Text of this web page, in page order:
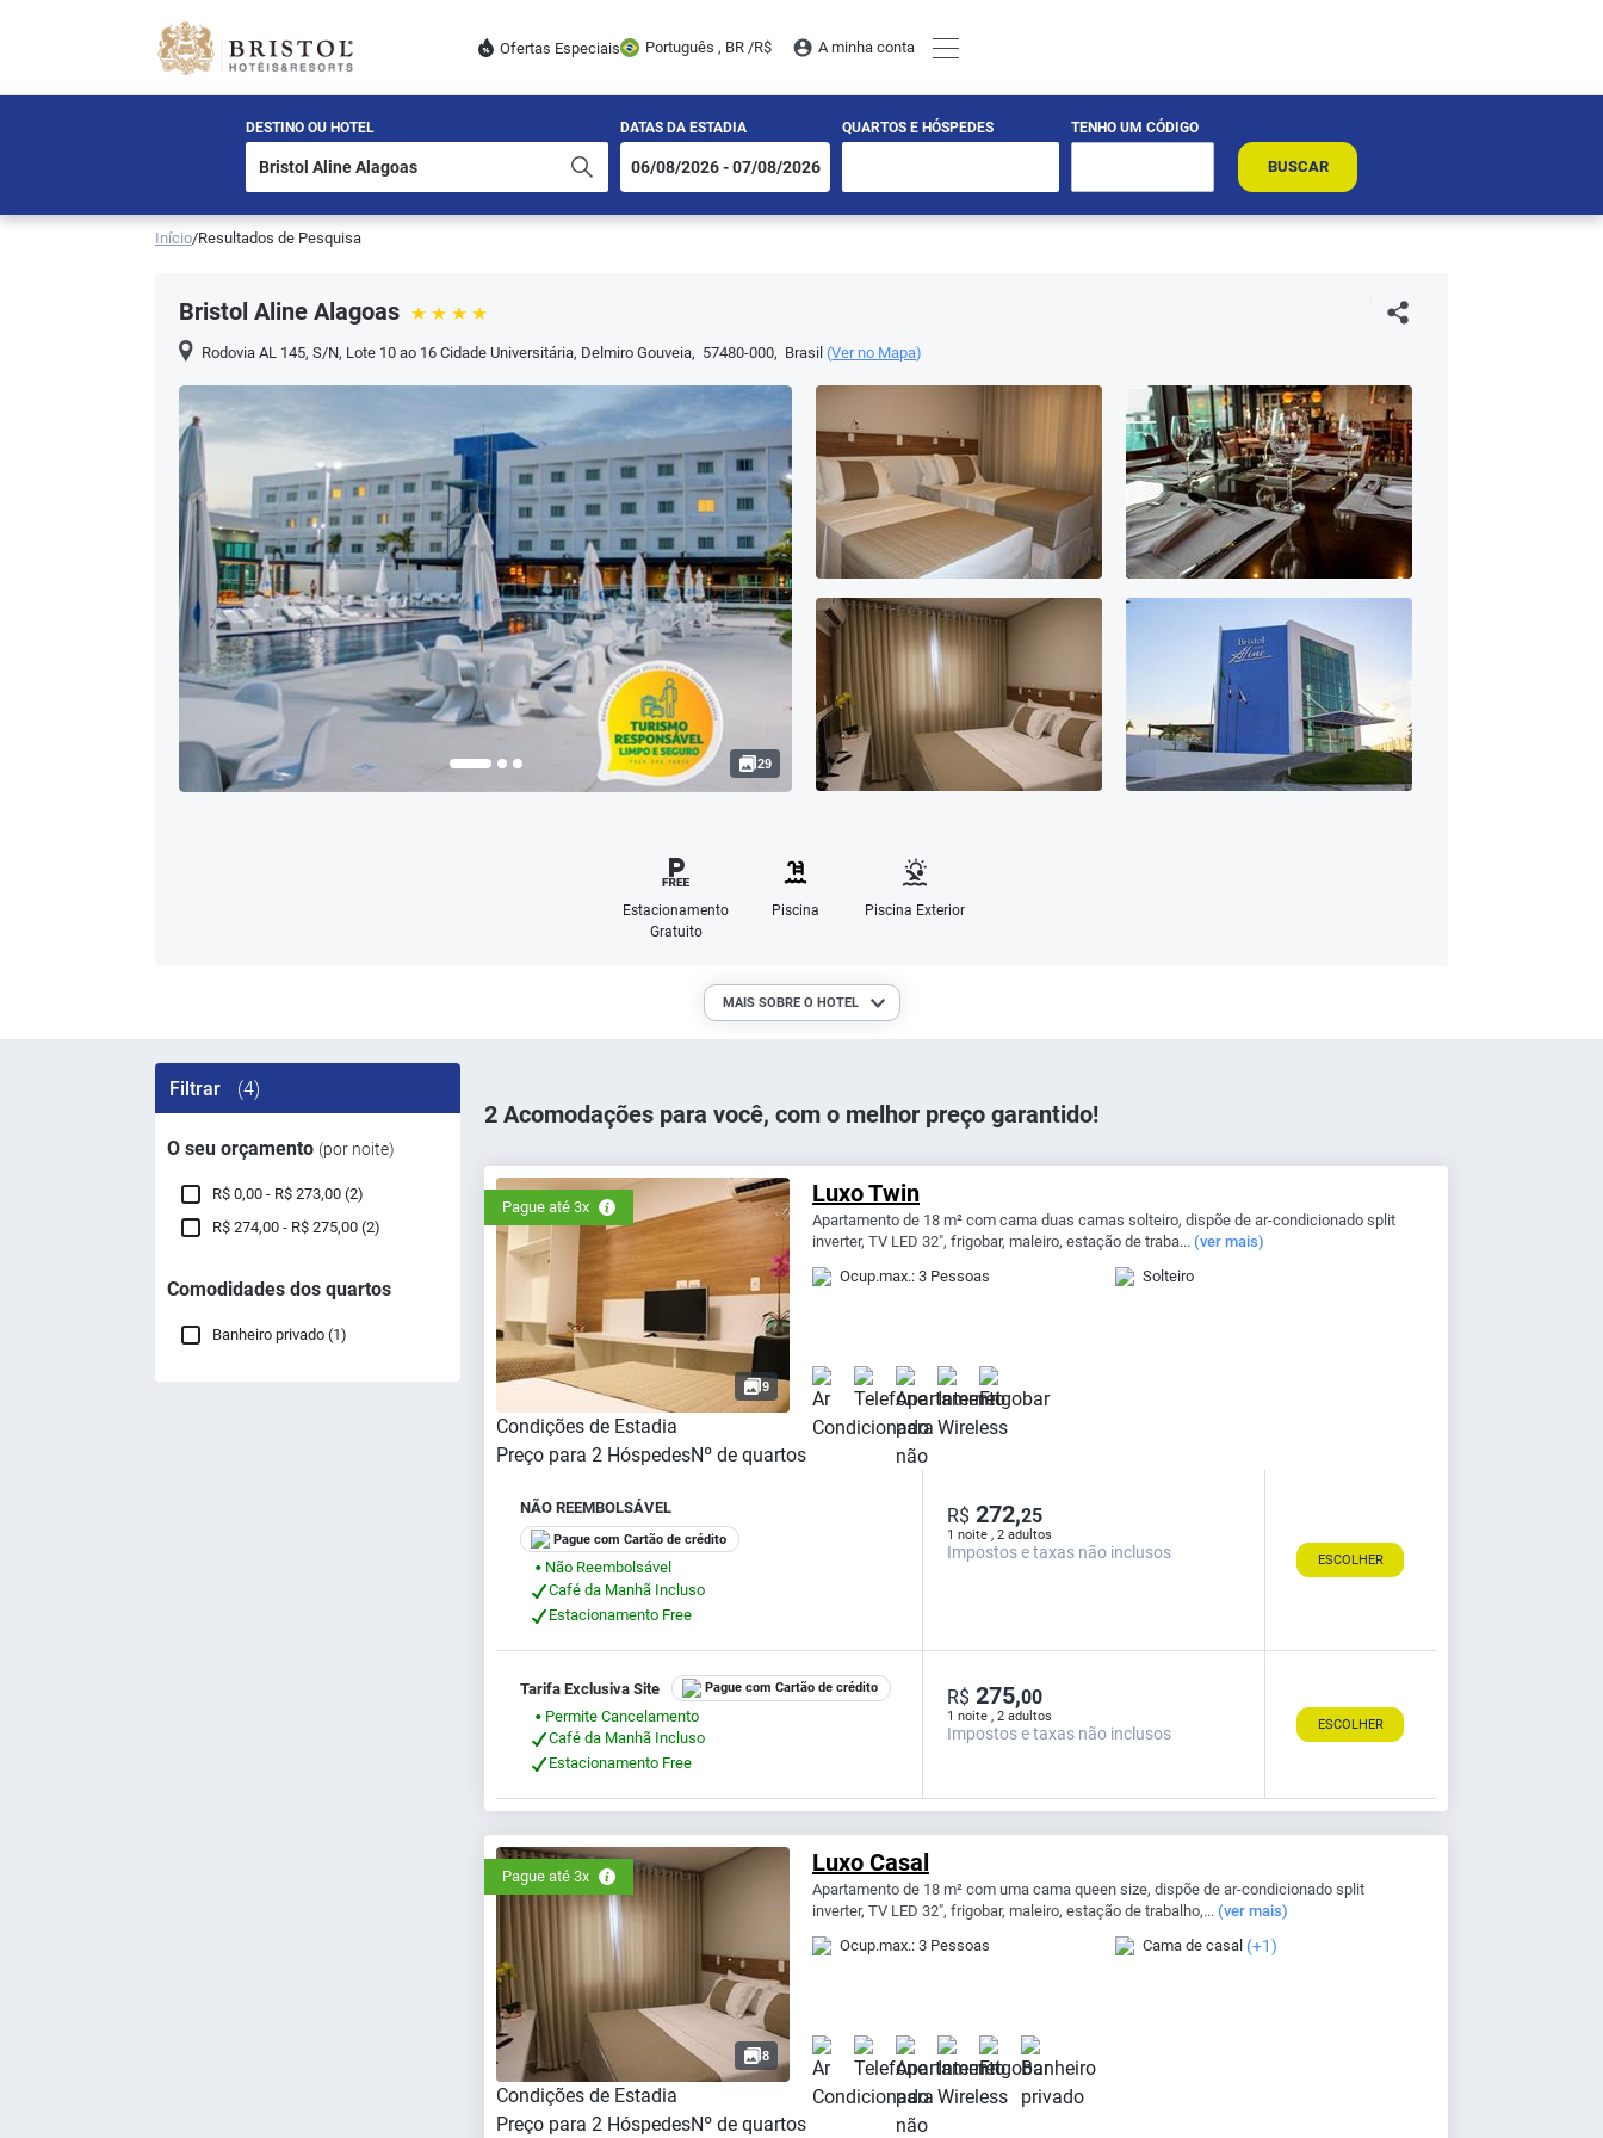
Ofertas Especiais Português , BR /R$ A minha conta
DESTINO OU HOTEL DATAS DA ESTADIA QUARTOS E HÓSPEDES TENHO UM CÓDIGO
BUSCAR
Início/Resultados de Pesquisa
Bristol Aline Alagoas
Rodovia AL 145, S/N, Lote 10 ao 16 Cidade Universitária, Delmiro Gouveia, 57480-000, Brasil (Ver no Mapa)
29
Estacionamento
Gratuito
Piscina Piscina Exterior
MAIS SOBRE O HOTEL
Filtrar (4)
O seu orçamento (por noite)
R$ 0,00 - R$ 273,00 (2)
R$ 274,00 - R$ 275,00 (2)
Comodidades dos quartos
Banheiro privado (1)
2 Acomodações para você, com o melhor preço garantido!
Pague até 3x
9
Luxo Twin
Apartamento de 18 m² com cama duas camas solteiro, dispõe de ar-condicionado split
inverter, TV LED 32", frigobar, maleiro, estação de traba... (ver mais)
Ocup.max.: 3 Pessoas
Solteiro
Condições de Estadia
Preço para 2 HóspedesNº de quartos
NÃO REEMBOLSÁVEL
Pague com Cartão de crédito
⬤
Não Reembolsável
Café da Manhã Incluso
Estacionamento Free
1 noite , 2 adultos
R$ 272,25
Impostos e taxas não inclusos ESCOLHER
Tarifa Exclusiva Site Pague com Cartão de crédito
⬤
Permite Cancelamento
Café da Manhã Incluso
Estacionamento Free
1 noite , 2 adultos
R$ 275,00
Impostos e taxas não inclusos ESCOLHER
Pague até 3x
8
Luxo Casal
Apartamento de 18 m² com uma cama queen size, dispõe de ar-condicionado split
inverter, TV LED 32", frigobar, maleiro, estação de trabalho,... (ver mais)
Ocup.max.: 3 Pessoas
Cama de casal (+1)
Condições de Estadia
Preço para 2 HóspedesNº de quartos